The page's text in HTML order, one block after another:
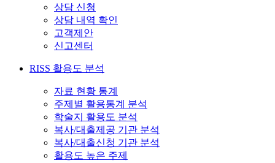
상담 신청
상담 내역 확인
고객제안
신고센터
RISS 활용도 분석
자료 현황 통계
주제별 활용통계 분석
학술지 활용도 분석
복사/대출제공 기관 분석
복사/대출신청 기관 분석
활용도 높은 주제